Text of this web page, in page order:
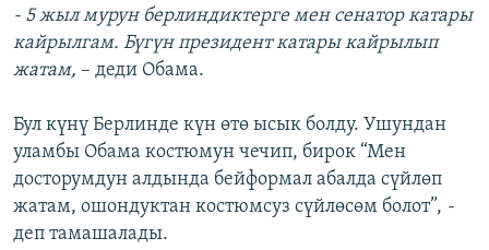
- 5 жыл мурун берлиндиктерге мен сенатор катары
кайрылгам. Бүгүн президент катары кайрылып
жатам, – деди Обама.
Бул күнү Берлинде күн өтө ысык болду. Ушундан
уламбы Обама костюмун чечип, бирок “Мен
досторумдун алдында бейформал абалда сүйлөп
жатам, ошондуктан костюмсуз сүйлөсөм болот”, -
деп тамашалады.